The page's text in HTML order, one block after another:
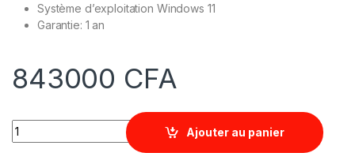
Système d’exploitation Windows 11
Garantie: 1 an
843000 CFA
Quantity
Ajouter au panier